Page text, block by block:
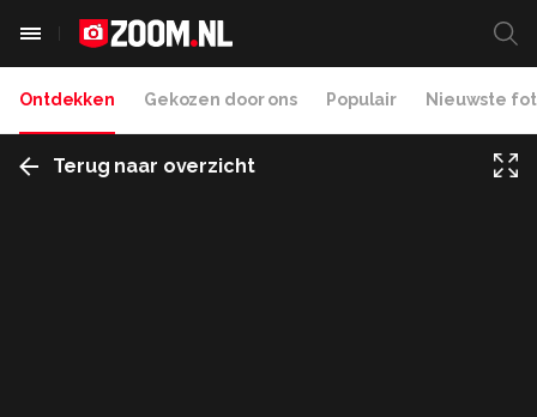
Ontdekken Gekozen door ons Populair Nieuwste
Terug naar overzicht